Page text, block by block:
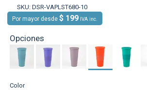
SKU: DSR-VAPLST680-10
Por mayor desde $ 199 IVA inc.
Opciones
Color